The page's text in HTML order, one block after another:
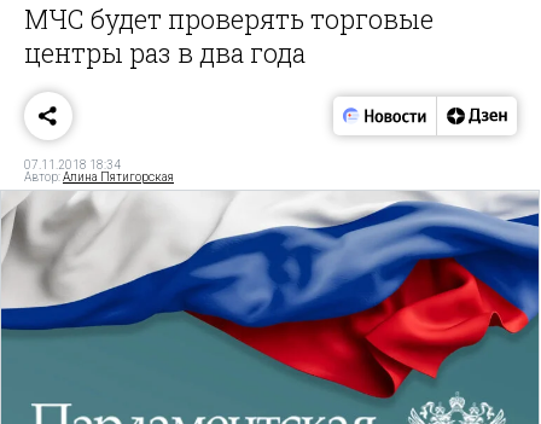
МЧС будет проверять торговые
центры раз в два года
07.11.2018 18:34
Автор:Алина Пятигорская